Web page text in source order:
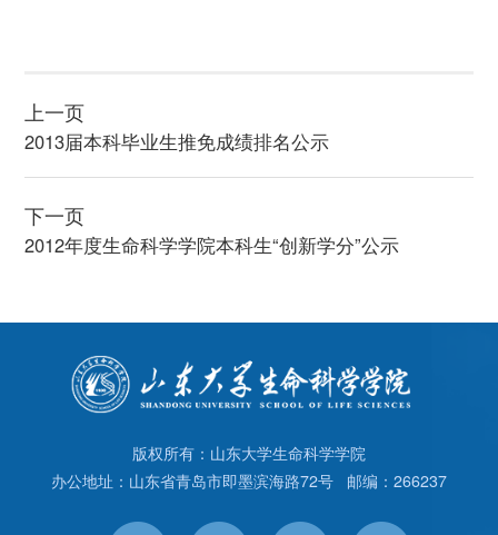
上一页
2013届本科毕业生推免成绩排名公示
下一页
2012年度生命科学学院本科生“创新学分”公示
版权所有：山东大学生命科学学院
办公地址：山东省青岛市即墨滨海路72号 邮编：266237